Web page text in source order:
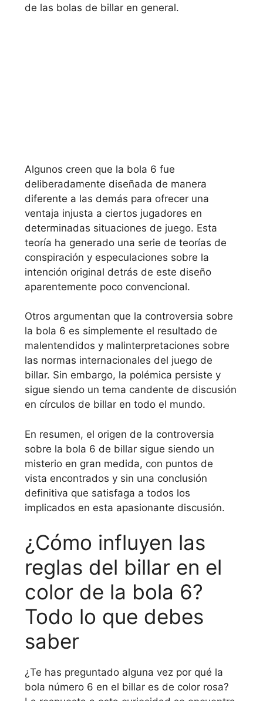
de las bolas de billar en general.
Algunos creen que la bola 6 fue
deliberadamente diseñada de manera
diferente a las demás para ofrecer una
ventaja injusta a ciertos jugadores en
determinadas situaciones de juego. Esta
teoría ha generado una serie de teorías de
conspiración y especulaciones sobre la
intención original detrás de este diseño
aparentemente poco convencional.
Otros argumentan que la controversia sobre
la bola 6 es simplemente el resultado de
malentendidos y malinterpretaciones sobre
las normas internacionales del juego de
billar. Sin embargo, la polémica persiste y
sigue siendo un tema candente de discusión
en círculos de billar en todo el mundo.
En resumen, el origen de la controversia
sobre la bola 6 de billar sigue siendo un
misterio en gran medida, con puntos de
vista encontrados y sin una conclusión
definitiva que satisfaga a todos los
implicados en esta apasionante discusión.
¿Cómo influyen las
reglas del billar en el
color de la bola 6?
Todo lo que debes
saber
¿Te has preguntado alguna vez por qué la
bola número 6 en el billar es de color rosa?